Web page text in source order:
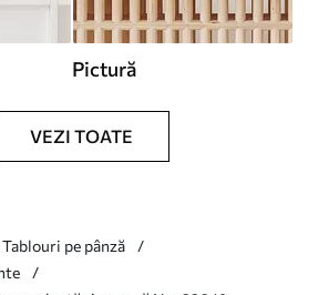
Pictură
VEZI TOATE
Tablouri pe pânză